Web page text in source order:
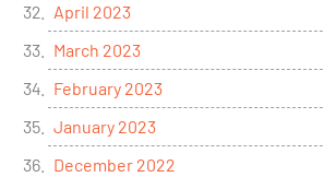
April 2023
March 2023
February 2023
January 2023
December 2022